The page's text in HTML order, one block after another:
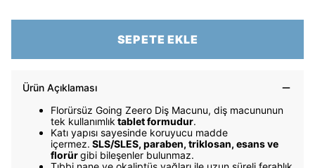
SEPETE EKLE
Ürün Açıklaması
Florürsüz Going Zeero Diş Macunu, diş macununun
tek kullanımlık tablet formudur.
Katı yapısı sayesinde koruyucu madde
içermez. SLS/SLES, paraben, triklosan, esans ve
florürgibi bileşenler bulunmaz.